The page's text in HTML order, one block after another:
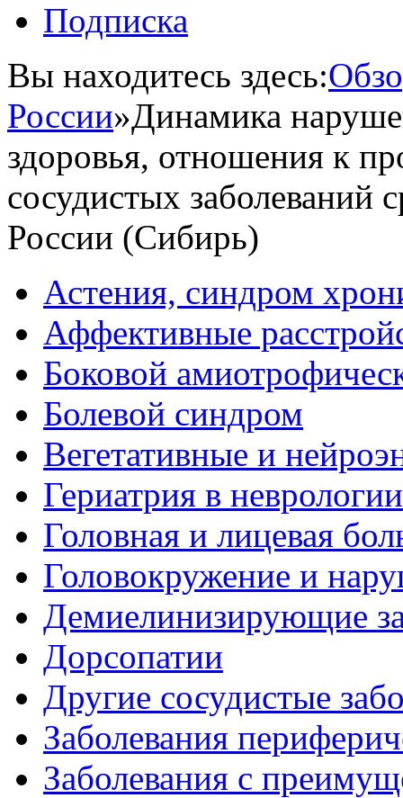
Подписка
Вы находитесь здесь:
России»Динамика
здоровья, отношения к
сосудистых заболеваний
России (Сибирь)
Астения, синдром
Аффективные
Боковой
Болевой синдром
Вегетативные и
Гериатрия в неврологии
Головная и лицевая
Головокружение и
Демиелинизирующие
Дорсопатии
Другие сосудистые
Заболевания
Заболевания с